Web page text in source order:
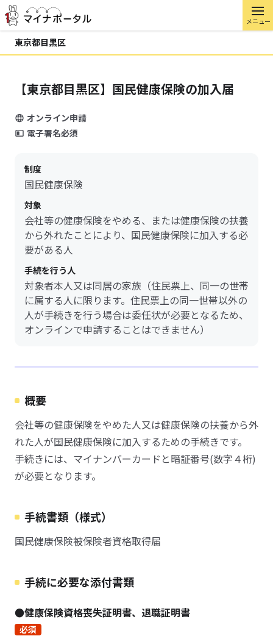
メニュー
東京都目黒区
【東京都目黒区】国民健康保険の加入届
オンライン申請
電子署名必須
制度
国民健康保険
対象
会社等の健康保険をやめる、または健康保険の扶養
から外れたことにより、国民健康保険に加入する必
要がある人
手続を行う人
対象者本人又は同居の家族（住民票上、同一の世帯
に属する人に限ります。住民票上の同一世帯以外の
人が手続きを行う場合は委任状が必要となるため、
オンラインで申請することはできません）
概要
会社等の健康保険をやめた人又は健康保険の扶養から外
れた人が国民健康保険に加入するための手続きです。
手続きには、マイナンバーカードと暗証番号(数字４桁)
が必要となります。
手続書類（様式）
国民健康保険被保険者資格取得届
手続に必要な添付書類
●健康保険資格喪失証明書、退職証明書
必須